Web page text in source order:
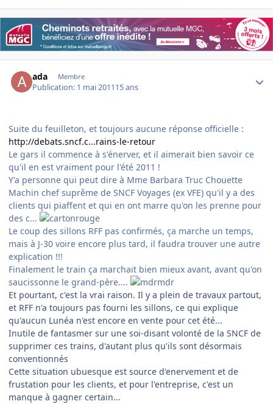
ada Membre
Publication: 1 mai 201115 ans
Suite du feuilleton, et toujours aucune réponse officielle :
http://debats.sncf.c...rains-le-retour
Le gars il commence à s'énerver, et il aimerait bien savoir ce
qu'il en est vraiment pour l'été 2011 !
Y'a personne qui peut dire à Mme Barbara Truc Chouette
Machin chef suprême de SNCF Voyages (ex VFE) qu'il y a des
clients qui piaffent et qui en ont marre qu'on les prenne pour
des c...
Le coup des sillons RFF pas confirmés, ça marche un temps,
mais à J-30 voire encore plus tard, il faudra trouver une autre
explication !!!
Finalement le train ça marchait bien mieux avant, avant qu'on
saucissonne le grand-père....
Et pourtant, c'est la vrai raison. Il y a plein de travaux partout,
et RFF n'a toujours pas fourni les sillons, ce qui explique
qu'aucun Lunéa n'est encore en vente pour cet été...
Inutile de fantasmer sur une soi-disant volonté de la SNCF de
supprimer ces trains, d'autant plus qu'ils sont désormais
conventionnés
Cette situation ubuesque est source d'enervement et de
frustation pour les clients, et pour l'entreprise, c'est un
manque à gagner certain...